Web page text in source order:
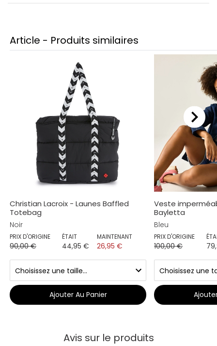
Article - Produits similaires
Christian Lacroix - Launes Baffled
Totebag
Noir
PRIX D'ORIGINE
90,00 €
ÉTAIT
44,95 €
MAINTENANT
26,95 €
Ajouter Au Panier
Veste
Bayletta
Bleu
PRIX D'ORIGINE
100,00 €
Avis sur le produits